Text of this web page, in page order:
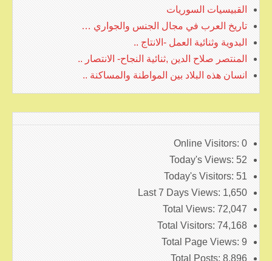
القبيسيات السوريات
تاريخ العرب في مجال الجنس والجواري …
البدوية وثنائية العمل -الانتاج ..
المنتصر صلاح الدين ,ثنائية النجاح- الانتصار ..
انسان هذه البلاد بين المواطنة والمساكنة ..
Online Visitors: 0
Today's Views: 52
Today's Visitors: 51
Last 7 Days Views: 1,650
Total Views: 72,047
Total Visitors: 74,168
Total Page Views: 9
Total Posts: 8,896